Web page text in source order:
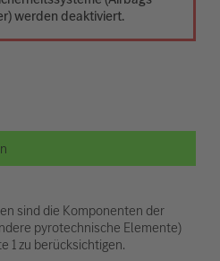
werden deaktiviert.
sind die Komponenten der
pyrotechnische Elemente)
1 zu berücksichtigen.